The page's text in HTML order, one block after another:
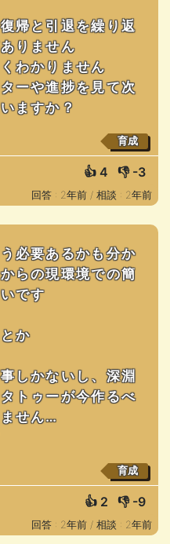
帰と引退を繰り返
りません
わかりません
ーや進捗を見て次
ますか？
育成
👍 4 👎 -3
回答 : 2年前 / 相談 : 2年前
必要あるかも分か
らの現環境での簡
です
か
しかないし、深淵
トゥーが今作るべ
せん…
育成
👍 2 👎 -9
回答 : 2年前 / 相談 : 2年前